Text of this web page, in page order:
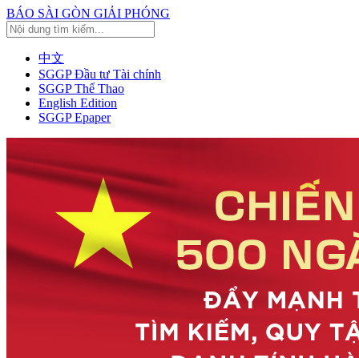
BÁO SÀI GÒN GIẢI PHÓNG
中文
SGGP Đầu tư Tài chính
SGGP Thể Thao
English Edition
SGGP Epaper